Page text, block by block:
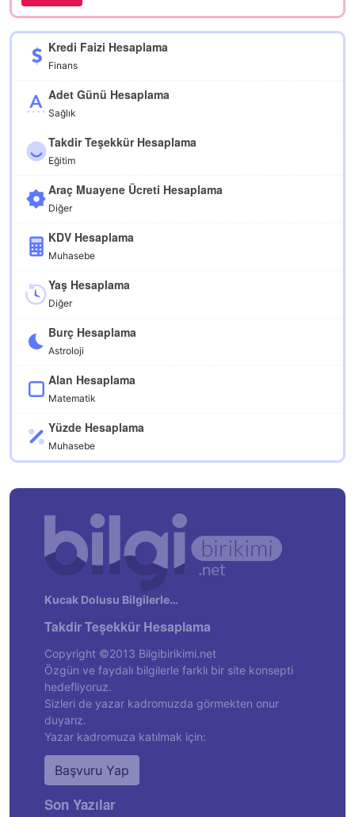
Kredi Faizi Hesaplama
Finans
Adet Günü Hesaplama
Sağlık
Takdir Teşekkür Hesaplama
Eğitim
Araç Muayene Ücreti Hesaplama
Diğer
KDV Hesaplama
Muhasebe
Yaş Hesaplama
Diğer
Burç Hesaplama
Astroloji
Alan Hesaplama
Matematik
Yüzde Hesaplama
Muhasebe
Kucak Dolusu Bilgilerle…
Takdir Teşekkür Hesaplama
Copyright ©2013 Bilgibirikimi.net
Özgün ve faydalı bilgilerle farklı bir site konsepti
hedefliyoruz.
Sizleri de yazar kadromuzda görmekten onur
duyarız.
Yazar kadromuza katılmak için:
Başvuru Yap
Son Yazılar